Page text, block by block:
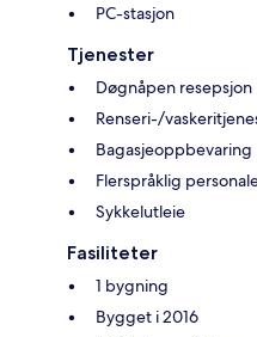
PC-stasjon
Tjenester
Døgnåpen resepsjon
Renseri-/
Bagasjeoppbevaring
Flerspråklig
Sykkelutleie
Fasiliteter
1 bygning
Bygget i 2016